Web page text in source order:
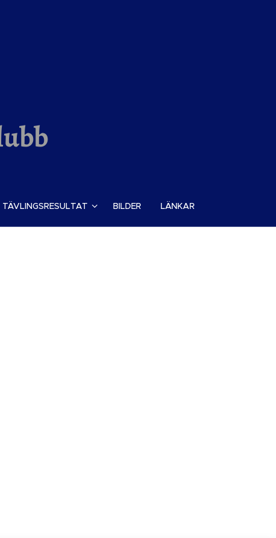
TÄVLINGSRESULTAT BILDER LÄNKAR